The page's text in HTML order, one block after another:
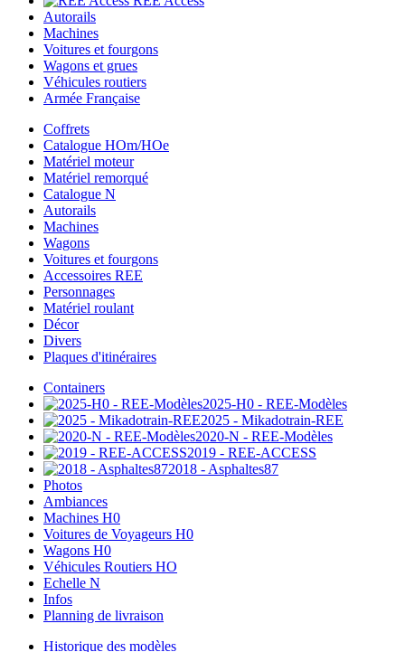
Autorails
Machines
Voitures et fourgons
Wagons et grues
Véhicules routiers
Armée Française
Coffrets
Catalogue HOm/HOe
Matériel moteur
Matériel remorqué
Catalogue N
Autorails
Machines
Wagons
Voitures et fourgons
Accessoires REE
Personnages
Matériel roulant
Décor
Divers
Plaques d'itinéraires
Containers
2025-H0 - REE-Modèles
2025 - Mikadotrain-REE
2020-N - REE-Modèles
2019 - REE-ACCESS
2018 - Asphaltes87
Photos
Ambiances
Machines H0
Voitures de Voyageurs H0
Wagons H0
Véhicules Routiers HO
Echelle N
Infos
Planning de livraison
Historique des modèles